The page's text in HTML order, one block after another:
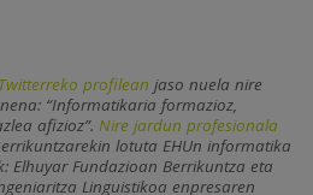
Twitterreko profilean jaso nuela nire
“Informatikaria formazioz,
afizioz”. Nire jardun profesionala
lotuta EHUn informatika
Elhuyar Fundazioan Berrikuntza eta
Linguistikoa enpresaren